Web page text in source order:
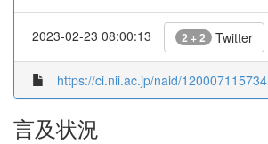
2023-02-23 08:00:13 2 + 2 Twitter
https://ci.nii.ac.jp/naid/120007115734
言及状況